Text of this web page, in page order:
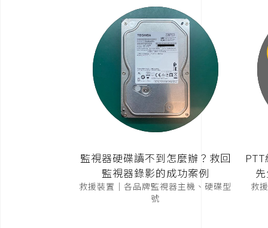
監視器硬碟讀不到怎麼辦？救回
監視器錄影的成功案例
救援裝置｜各品牌監視器主機、硬碟型
號
救